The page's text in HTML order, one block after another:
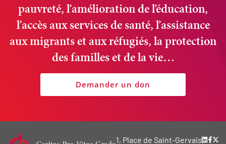
pauvreté, l’amélioration de l’éducation,
l’accès aux services de santé, l’assistance
aux migrants et aux réfugiés, la protection
des familles et de la vie…
Demander un don
1, Place de Saint-Gervais,